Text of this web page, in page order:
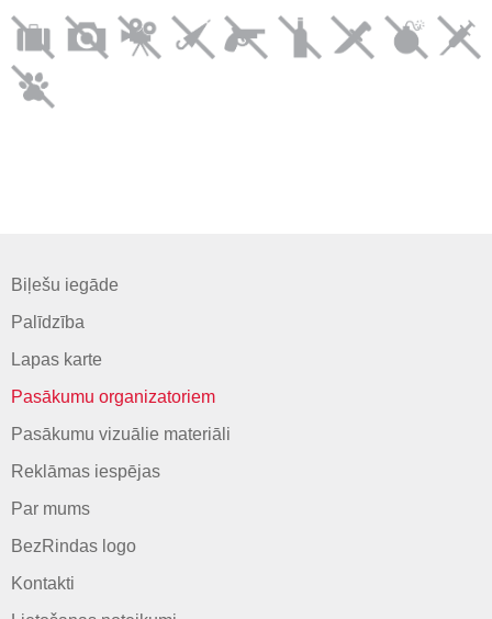
Biļešu iegāde
Palīdzība
Lapas karte
Pasākumu organizatoriem
Pasākumu vizuālie materiāli
Reklāmas iespējas
Par mums
BezRindas logo
Kontakti